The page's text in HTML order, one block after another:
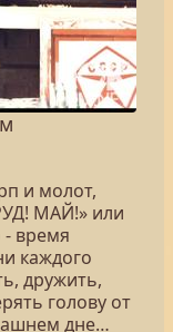
и молот,
МАЙ!» или
- время
каждого
дружить,
голову от
дне…